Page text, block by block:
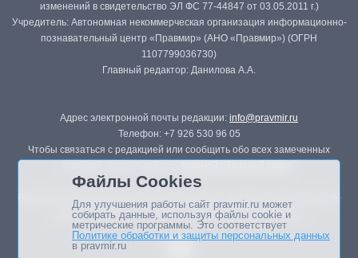
изменений в свидетельство ЭЛ ФС 77-44847 от 03.05.2011 г.)
Учредитель: Автономная некоммерческая организация информационно-
познавательный центр «Правмир» (АНО «Правмир») (ОГРН
1107799036730)
Главный редактор: Данилова А.А.
Адрес электронной почты редакции: info@pravmir.ru
Телефон: +7 926 530 96 05
Чтобы связаться с редакцией или сообщить обо всех замеченных
Републикация материалов сайта в печатных изданиях (книгах, прессе)
возможна только с письменного разрешения редакции.
Файлы Cookies
Для улучшения работы сайт pravmir.ru может
собирать данные, используя файлы cookie и
метрические программы. Это соответствует
Политике обработки и защиты персональных данных
в pravmir.ru